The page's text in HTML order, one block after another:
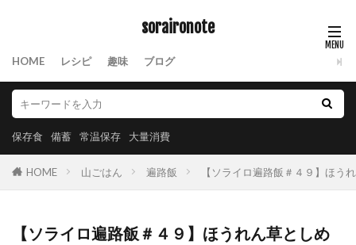
soraironote
HOME レシピ 趣味 ブログ
保存食 備蓄 常温保存 大量消費
HOME 山ごはん 遍路飯 【ソライロ遍路飯＃４９】ほう
【ソライロ遍路飯＃４９】ほうれん草としめ